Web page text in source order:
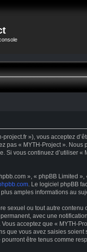
»), vous acceptez
pas « MYTH-Project ».
vous continuez d’utiliser
», « phpBB Limited
. Le logiciel phpBB
amples informations au
sexuel ou tout autre
avec une
acceptez que « MYTH-
que vous avez saisies
être tenus comme